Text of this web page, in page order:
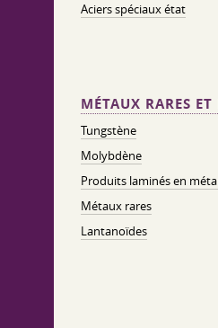
Aciers spéciaux état
MÉTAUX RARES ET
Tungstène
Molybdène
Produits laminés en
Métaux rares
Lantanoïdes